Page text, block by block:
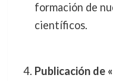
formación de
científicos.
Publicación de